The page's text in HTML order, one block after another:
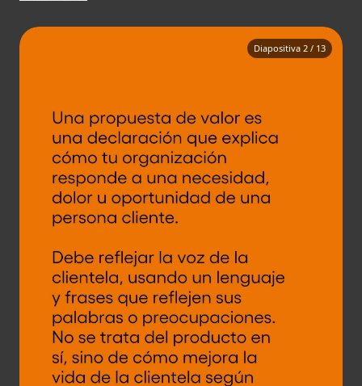
Diapositiva 2 / 13